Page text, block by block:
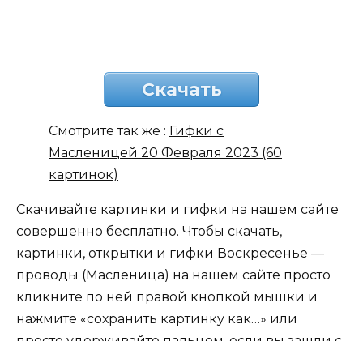
Скачать
Смотрите так же : Гифки с
Масленицей 20 Февраля 2023 (60
картинок)
Скачивайте картинки и гифки на нашем сайте
совершенно бесплатно. Чтобы скачать,
картинки, открытки и гифки Воскресенье —
проводы (Масленица) на нашем сайте просто
кликните по ней правой кнопкой мышки и
нажмите «сохранить картинку как…» или